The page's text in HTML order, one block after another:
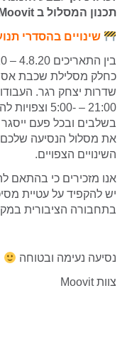
תכנון המסלול ב Moovit. לחצו
שינויים בהסדרי
כחלק מסלילת שכבת
שדרות יצחק רגר.
21:00 – -5:00
בשלבים ובכל פעם
השינויים הצפויים.
אנו מזכירים כי בהתאם
יש להקפיד על עטיית
בתחבורה הציבורית
נסיעה נעימה ובטוחה
צוות Moovit